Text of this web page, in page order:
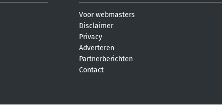
Voor webmasters
Disclaimer
Privacy
Adverteren
Partnerberichten
Contact